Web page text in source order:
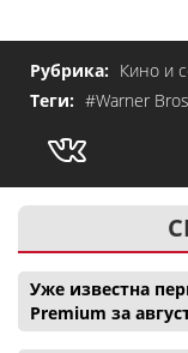
Рубрика: Кино и
Теги: #Warner
Уже известна
Premium за